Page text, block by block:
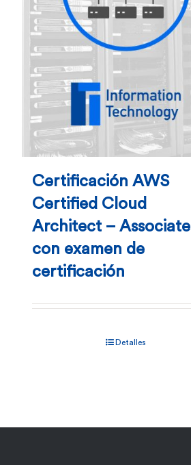
Certificación AWS
Certified Cloud
Architect – Associate
con examen de
certificación
Detalles